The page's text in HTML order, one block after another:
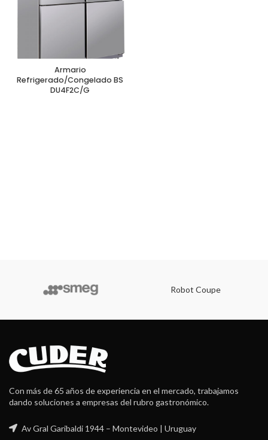
Armario
Refrigerado/Congelado BS
DU4F2C/G
Robot Coupe
Con más de 65 años de experiencia en el mercado, trabajamos
dando soluciones a empresas del rubro gastronómico.
Av Gral Garibaldi 1944 – Montevideo | Uruguay